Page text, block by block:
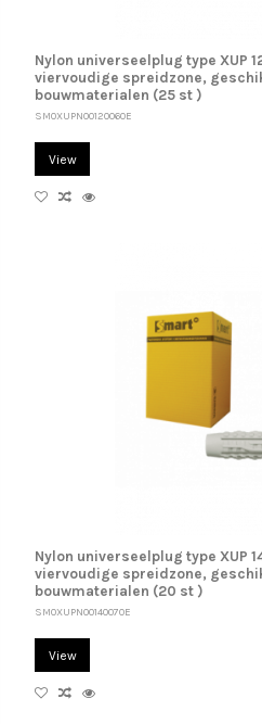
Nylon universeelplug type XUP
viervoudige spreidzone,
bouwmaterialen (25 st )
SM0XUPN00120060E
View
Nylon universeelplug type XUP
viervoudige spreidzone,
bouwmaterialen (20 st )
SM0XUPN00140070E
View